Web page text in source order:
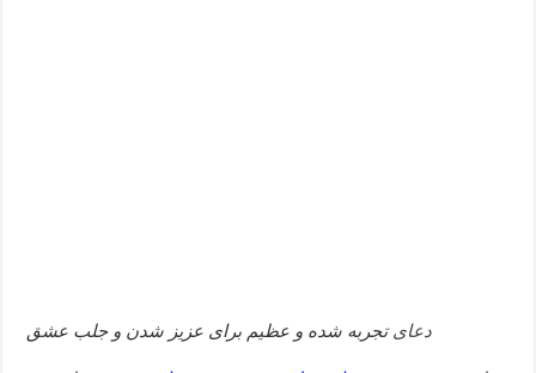
دعایتجربه شده و عظیم برای عزیز شدن و جلب عشق